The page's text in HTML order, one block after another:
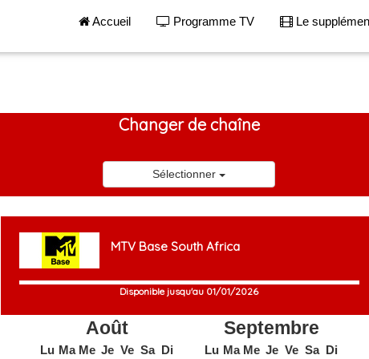
Accueil Programme TV Le
Changer de chaîne
Sélectionner
MTV Base South Africa
Disponible jusqu'au 01/01/2026
Août
Lu Ma Me Je Ve Sa Di
Septembre
Lu Ma Me Je Ve Sa Di